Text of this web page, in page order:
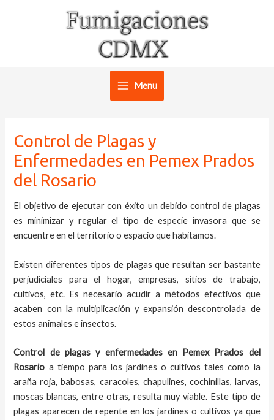
Main
Menu
Control de Plagas y
Enfermedades en Pemex Prados
del Rosario
El objetivo de ejecutar con éxito un debido control de plagas
es minimizar y regular el tipo de especie invasora que se
encuentre en el territorio o espacio que habitamos.
Existen diferentes tipos de plagas que resultan ser bastante
perjudiciales para el hogar, empresas, sitios de trabajo,
cultivos, etc. Es necesario acudir a métodos efectivos que
acaben con la multiplicación y expansión descontrolada de
estos animales e insectos.
Control de plagas y enfermedades en Pemex Prados del
Rosario a tiempo para los jardines o cultivos tales como la
araña roja, babosas, caracoles, chapulines, cochinillas, larvas,
moscas blancas, entre otras, resulta muy viable. Este tipo de
plagas aparecen de repente en los jardines o cultivos ya que